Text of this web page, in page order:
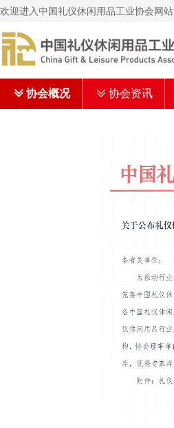
欢迎进入中国礼仪休闲用品工业协会网站
ꅂ 协会概况 ꅂ 协会资讯